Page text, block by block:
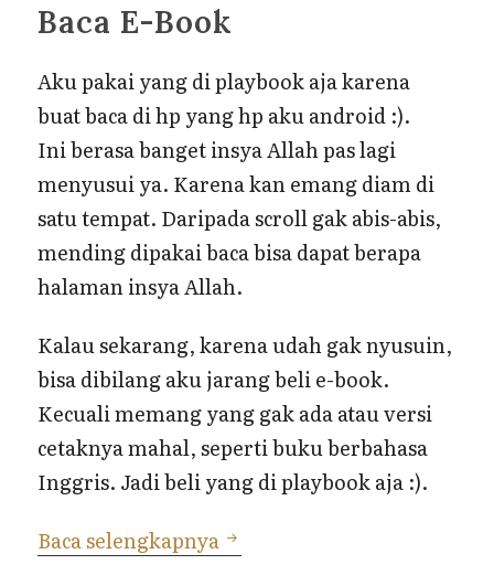
Baca E-Book
Aku pakai yang di playbook aja karena
buat baca di hp yang hp aku android :).
Ini berasa banget insya Allah pas lagi
menyusui ya. Karena kan emang diam di
satu tempat. Daripada scroll gak abis-abis,
mending dipakai baca bisa dapat berapa
halaman insya Allah.
Kalau sekarang, karena udah gak nyusuin,
bisa dibilang aku jarang beli e-book.
Kecuali memang yang gak ada atau versi
cetaknya mahal, seperti buku berbahasa
Inggris. Jadi beli yang di playbook aja :).
Baca selengkapnya Celah Membaca Saat